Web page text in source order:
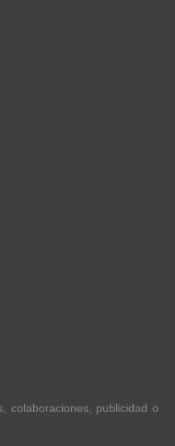
colaboraciones, publicidad o